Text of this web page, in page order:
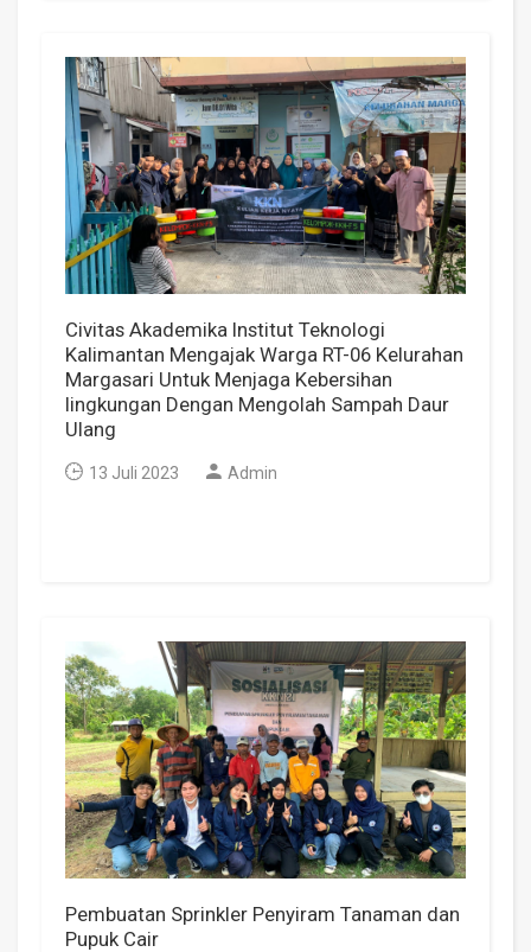
Civitas Akademika Institut Teknologi
Kalimantan Mengajak Warga RT-06 Kelurahan
Margasari Untuk Menjaga Kebersihan
lingkungan Dengan Mengolah Sampah Daur
Ulang
13 Juli 2023 Admin
Pembuatan Sprinkler Penyiram Tanaman dan
Pupuk Cair